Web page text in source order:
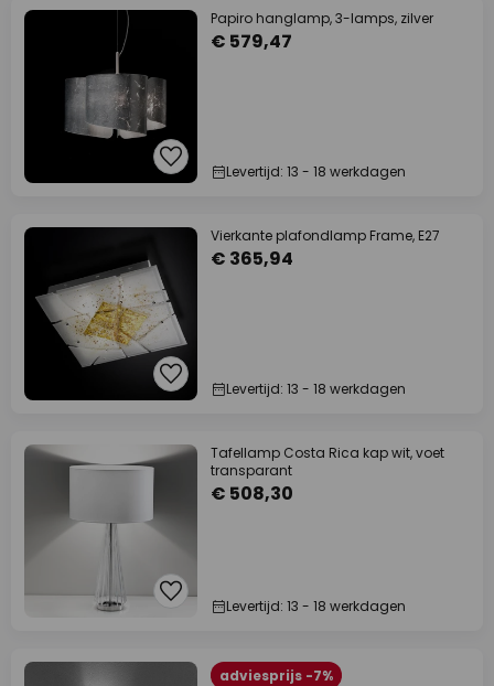
Papiro hanglamp, 3-lamps, zilver
€ 579,47
Levertijd: 13 - 18 werkdagen
Vierkante plafondlamp Frame, E27
€ 365,94
Levertijd: 13 - 18 werkdagen
Tafellamp Costa Rica kap wit, voet
transparant
€ 508,30
Levertijd: 13 - 18 werkdagen
adviesprijs -7%